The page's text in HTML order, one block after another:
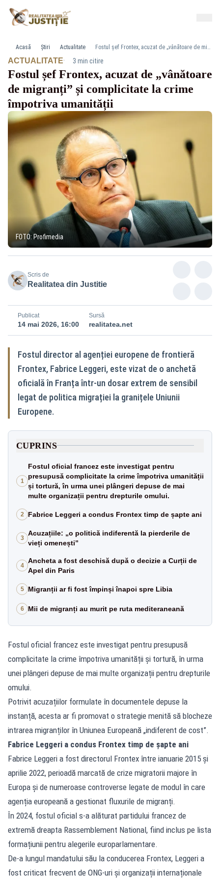
Acasă Știri Actualitate Fostul șef Frontex, acuzat de „vânătoare de migranți” și complicitate la crime împotriva umanității
ACTUALITATE· 3 min citire
Fostul șef Frontex, acuzat de „vânătoare
de migranți” și complicitate la crime
împotriva umanității
FOTO: Profimedia
Scris de
Realitatea din Justitie
Publicat
14 mai 2026, 16:00
Sursă
realitatea.net
Fostul director al agenției europene de frontieră
Frontex, Fabrice Leggeri, este vizat de o anchetă
oficială în Franța într-un dosar extrem de sensibil
legat de politica migrației la granițele Uniunii
Europene.
CUPRINS
1
Fostul oficial francez este investigat pentru
presupusă complicitate la crime împotriva umanității
și tortură, în urma unei plângeri depuse de mai
multe organizații pentru drepturile omului.
2 Fabrice Leggeri a condus Frontex timp de șapte ani
3
Acuzațiile: „o politică indiferentă la pierderile de
vieți omenești”
4
Ancheta a fost deschisă după o decizie a Curții de
Apel din Paris
5 Migranții ar fi fost împinși înapoi spre Libia
6 Mii de migranți au murit pe ruta mediteraneană
Fostul oficial francez este investigat pentru presupusă
complicitate la crime împotriva umanității și tortură, în urma
unei plângeri depuse de mai multe organizații pentru drepturile
omului.
Potrivit acuzațiilor formulate în documentele depuse la
instanță, acesta ar fi promovat o strategie menită să blocheze
intrarea migranților în Uniunea Europeană „indiferent de cost”.
Fabrice Leggeri a condus Frontex timp de șapte ani
Fabrice Leggeri a fost directorul Frontex între ianuarie 2015 și
aprilie 2022, perioadă marcată de crize migratorii majore în
Europa și de numeroase controverse legate de modul în care
agenția europeană a gestionat fluxurile de migranți.
În 2024, fostul oficial s-a alăturat partidului francez de
extremă dreapta Rassemblement National, fiind inclus pe lista
formațiunii pentru alegerile europarlamentare.
De-a lungul mandatului său la conducerea Frontex, Leggeri a
fost criticat frecvent de ONG-uri și organizații internaționale